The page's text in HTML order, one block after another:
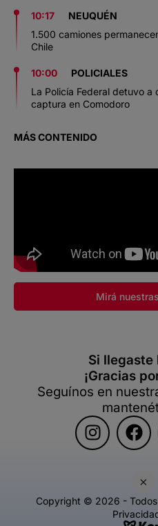
×
10:17
NEUQUÉN
1.500 camiones
Chile
10:00
POLICIALES
La Policía Federal detuvo
captura en Comodoro
MÁS CONTENIDO
Mirá
Si llegaste
¡Gracias
Seguínos en
Copyright © 2026 -